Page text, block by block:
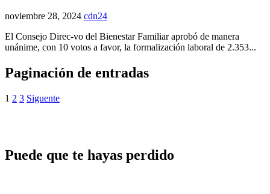
noviembre 28, 2024 cdn24
El Consejo Direc-vo del Bienestar Familiar aprobó de manera
unánime, con 10 votos a favor, la formalización laboral de 2.353...
Paginación de entradas
1 2 3 Siguente
Puede que te hayas perdido